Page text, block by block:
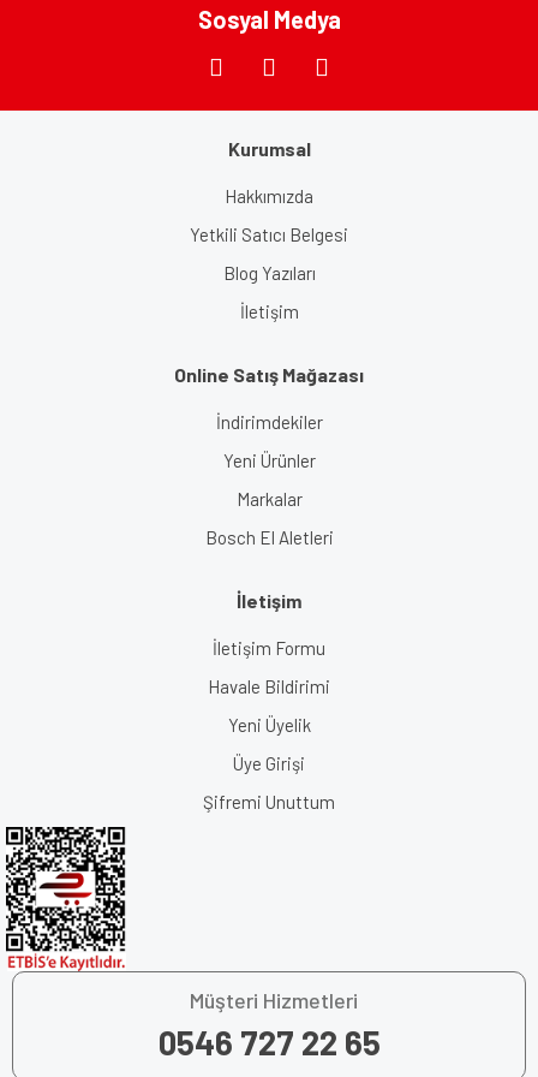
Sosyal Medya
Kurumsal
Hakkımızda
Yetkili Satıcı Belgesi
Blog Yazıları
İletişim
Online Satış Mağazası
İndirimdekiler
Yeni Ürünler
Markalar
Bosch El Aletleri
İletişim
İletişim Formu
Havale Bildirimi
Yeni Üyelik
Üye Girişi
Şifremi Unuttum
Müşteri Hizmetleri
0546 727 22 65